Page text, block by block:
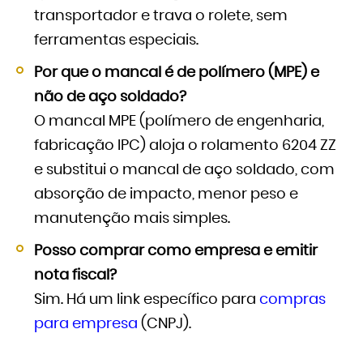
transportador e trava o rolete, sem
ferramentas especiais.
Por que o mancal é de polímero (MPE) e
não de aço soldado?
O mancal MPE (polímero de engenharia,
fabricação IPC) aloja o rolamento 6204 ZZ
e substitui o mancal de aço soldado, com
absorção de impacto, menor peso e
manutenção mais simples.
Posso comprar como empresa e emitir
nota fiscal?
Sim. Há um link específico para compras
para empresa (CNPJ).